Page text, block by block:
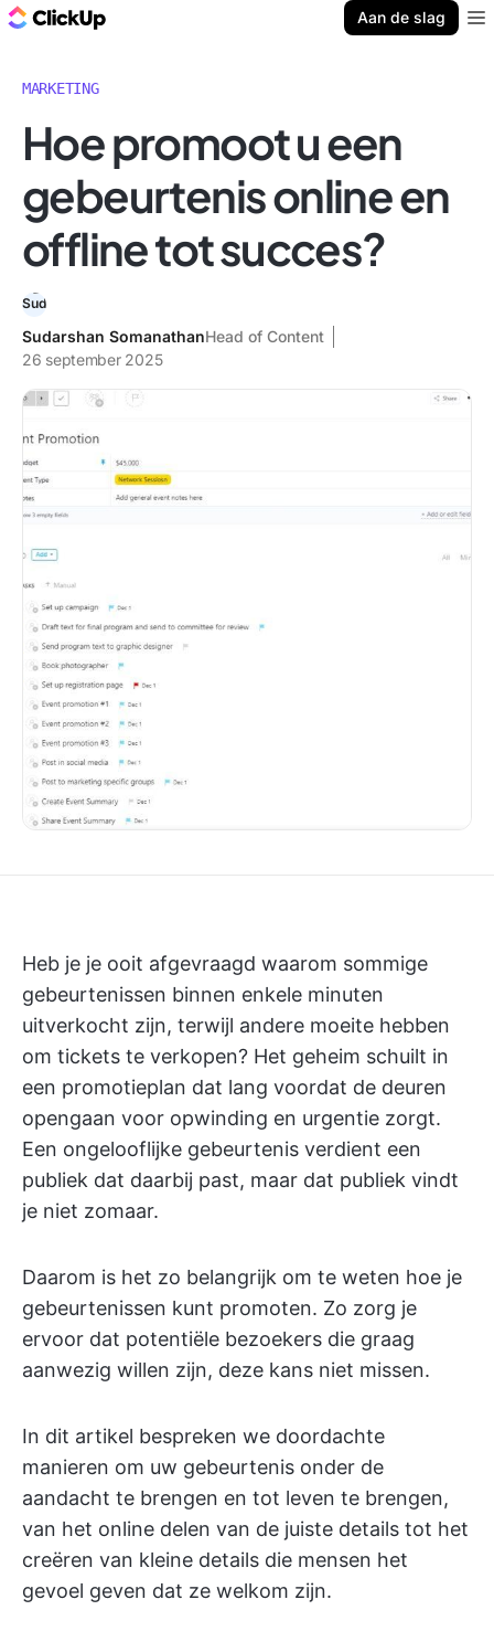
Aan de slag
MARKETING
Hoe promoot u een
gebeurtenis online en
offline tot succes?
Sudarshan SomanathanHead of Content
26 september 2025
Heb je je ooit afgevraagd waarom sommige
gebeurtenissen binnen enkele minuten
uitverkocht zijn, terwijl andere moeite hebben
om tickets te verkopen? Het geheim schuilt in
een promotieplan dat lang voordat de deuren
opengaan voor opwinding en urgentie zorgt.
Een ongelooflijke gebeurtenis verdient een
publiek dat daarbij past, maar dat publiek vindt
je niet zomaar.
Daarom is het zo belangrijk om te weten hoe je
gebeurtenissen kunt promoten. Zo zorg je
ervoor dat potentiële bezoekers die graag
aanwezig willen zijn, deze kans niet missen.
In dit artikel bespreken we doordachte
manieren om uw gebeurtenis onder de
aandacht te brengen en tot leven te brengen,
van het online delen van de juiste details tot het
creëren van kleine details die mensen het
gevoel geven dat ze welkom zijn.